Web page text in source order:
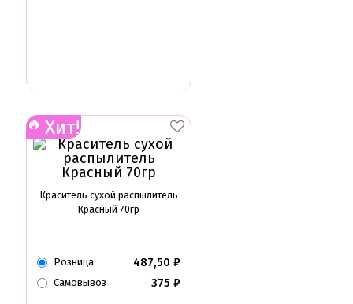
Хит!
Краситель сухой распылитель
Красный 70гр
Розница 487,50 ₽
Самовывоз 375 ₽